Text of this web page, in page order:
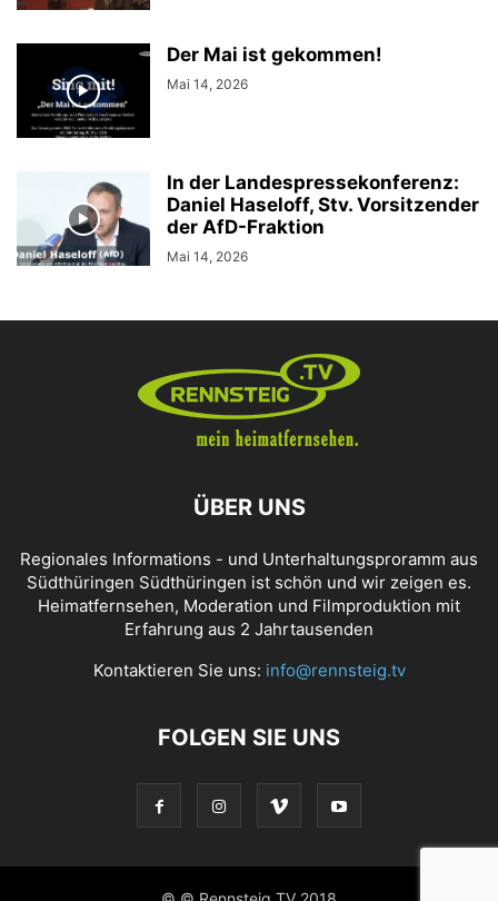
Der Mai ist gekommen!
Mai 14, 2026
In der Landespressekonferenz:
Daniel Haseloff, Stv. Vorsitzender
der AfD-Fraktion
Mai 14, 2026
ÜBER UNS
Regionales Informations - und Unterhaltungsproramm aus
Südthüringen Südthüringen ist schön und wir zeigen es.
Heimatfernsehen, Moderation und Filmproduktion mit
Erfahrung aus 2 Jahrtausenden
Kontaktieren Sie uns: info@rennsteig.tv
FOLGEN SIE UNS